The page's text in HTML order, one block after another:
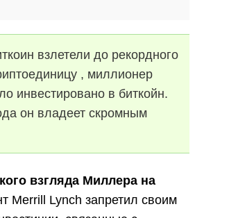
взлетели до рекордного
, миллионер
инвестировано в биткойн.
он владеет скромным
взгляда Миллера на
Merrill Lynch запретил своим